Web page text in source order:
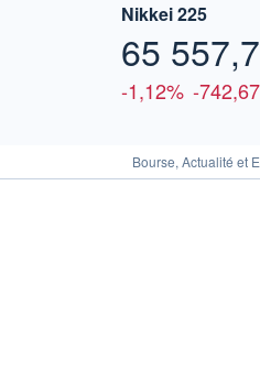
Nikkei 225
65
-1,12% -742,67
Bourse, Actualité et